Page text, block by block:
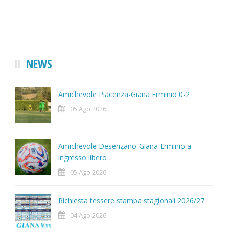
NEWS
Amichevole Piacenza-Giana Erminio 0-2
05 Ago 2026
Amichevole Desenzano-Giana Erminio a
ingresso libero
05 Ago 2026
Richiesta tessere stampa stagionali 2026/27
04 Ago 2026